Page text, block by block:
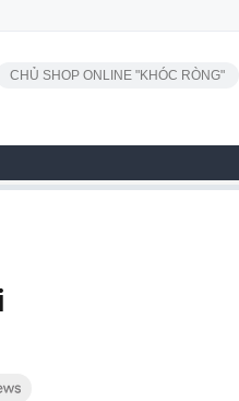
CHỦ SHOP ONLINE "KHÓC RÒNG"